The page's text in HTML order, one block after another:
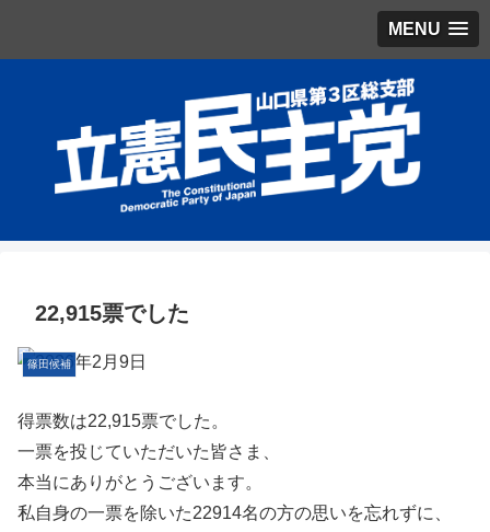
MENU
22,915票でした
篠田候補
得票数は22,915票でした。
一票を投じていただいた皆さま、
本当にありがとうございます。
私自身の一票を除いた22914名の方の思いを忘れずに、